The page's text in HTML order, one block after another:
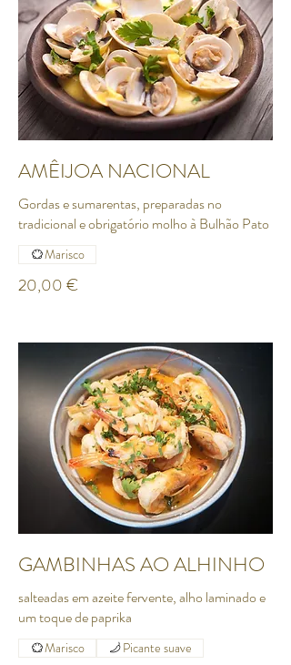
AMÊIJOA NACIONAL
Gordas e sumarentas, preparadas no
tradicional e obrigatório molho à Bulhão Pato
20,00 €
Marisco
GAMBINHAS AO ALHINHO
salteadas em azeite fervente, alho laminado e
um toque de paprika
Marisco Picante suave